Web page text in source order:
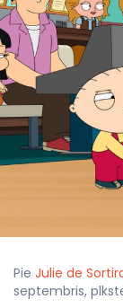
Pie Julie de
septembris,